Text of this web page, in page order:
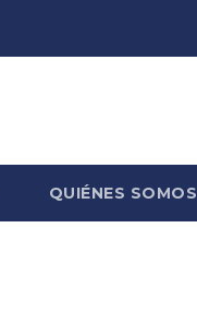
QUIÉNES SOMOS